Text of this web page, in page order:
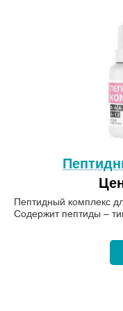
Пептидный комплекс
Содержит пептиды –